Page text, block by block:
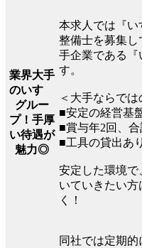
業界大手
のいすゞ
グルー
プ！手厚
い待遇が
魅力◎
本求人では『
整備士を募集し
手企業である『
す。
＜大手ならでは
■安定の経営基
■賞与年2回、合
■工具の貸出あ
安定した環境
いていきたい
く！
同社では定期